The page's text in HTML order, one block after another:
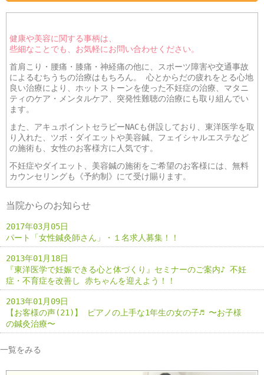
健康や美容に関する事柄は、
些細なことでも、お気軽にお問い合わせください。
首肩こり・腰痛・膝痛・神経痛の他に、スポーツ障害や交通事故
によるむちうちの治療はもちろん。 心とからだの疲れをとる心地
良い治療により、ホットストーンを使った不妊症の治療、マタニ
ティのケア・メンタルケア、突発性難聴の治療にも取り組んでい
ます。
また、アキュポイントセラピーNACも併設しており、東洋医学を取
り入れた、ツボ・ダイエットや美容鍼、フェイシャルエステなど
の施術も、女性のお客様方に人気です。
不妊症やダイエット、美容鍼の施術をご希望のお客様には、無料
カウンセリングも《予約制》にて受け賜ります。
当院からのお知らせ
2017年03月05日
パート「女性鍼灸師さん」・１名求人募集！！
2013年01月18日
『東洋医学で妊娠できる心と体づくり』セミナーのご案内♪ 不妊
症・不育症を改善し 赤ちゃんを迎えよう！！
2013年01月09日
【お客様の声(21)】 ピアノの上手な1年生の女の子♬ 〜お子様
の鍼灸治療〜
一覧をみる